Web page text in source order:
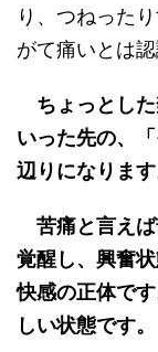
り、つねった
がて痛いとは
ちょっとし
いった先の、
辺りになります
苦痛と言え
覚醒し、興奮
快感の正体で
しい状態です。